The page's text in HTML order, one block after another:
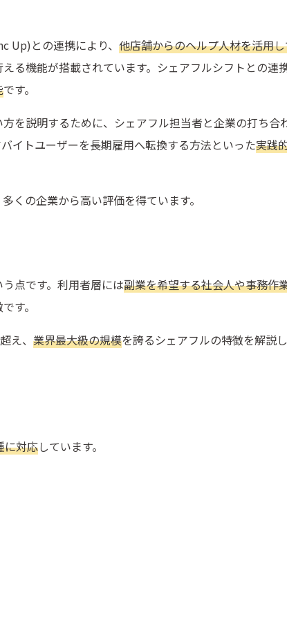
Up)との連携により、 他店舗からのヘルプ人材を活用
る機能が搭載されています。シェアフルシフトとの連
です。
方を説明するために、シェアフル担当者と企業の打ち合
イトユーザーを長期雇用へ転換する方法といった実践
くの企業から高い評価を得ています。
う点です。利用者層には副業を希望する社会人や事務作
す。
え、 業界最大級の規模を誇るシェアフルの特徴を解説
に対応しています。